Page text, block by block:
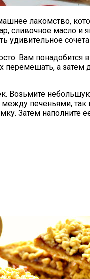
лакомство,
сливочное
удивительное
Вам
а затем
Возьмите
между печеньями,
Затем наполните